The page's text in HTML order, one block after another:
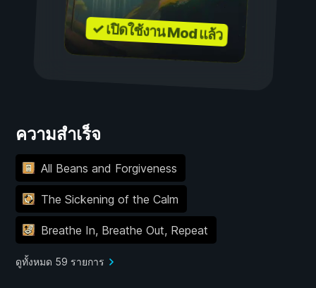
✓ เปิดใช้งาน Mod แล้ว
ความสำเร็จ
All Beans and Forgiveness
The Sickening of the Calm
Breathe In, Breathe Out, Repeat
ดูทั้งหมด 59 รายการ